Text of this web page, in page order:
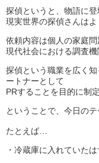
探偵というと、物語に登
現実世界の探偵さんはよ
依頼内容は個人の家庭問
現代社会における調査
探偵という職業を広く
ートナーとして
PRすることを目的に制
ということで、今日の
たとえば…
・冷蔵庫に入れていた